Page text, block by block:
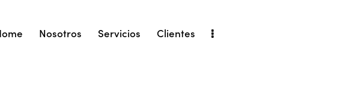
Nosotros Servicios Clientes